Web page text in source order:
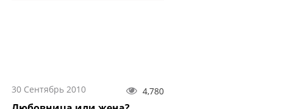
30 Сентябрь 2010 4,780